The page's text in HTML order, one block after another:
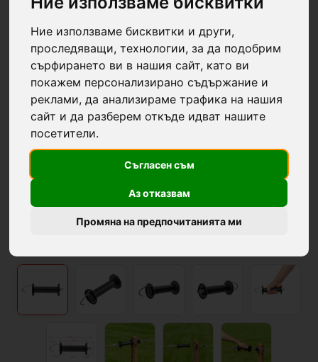
Ние използваме бисквитки и други,
проследяващи, технологии, за да подобрим
сърфирането ви в нашия сайт, като ви
покажем персонализирано съдържание и
реклами, да анализираме трафика на нашия
сайт и да разберем откъде идват нашите
посетители.
Съгласен съм
Аз отказвам
Промяна на предпочитанията ми